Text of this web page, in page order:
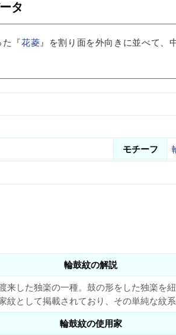
タ
『花菱』を割り面を外向きに並べて、
モチーフ
輪鼓紋の解説
来した独楽の一種。鼓の形をした独楽を
として掲載されており、その単純な紋
輪鼓紋の使用家